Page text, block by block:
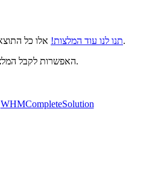
תנו לנו עוד המלצות!אלו כל התוצאות שיש לנו עבורכם! אם עדיין לא מצאתם את מה שאתם מחפשים, אנא נסו ביטוי או מילת חיפוש אחרים.
האפשרות לקבל המלצה על שמות דומיין נוספים לא תמיד זמינה. הבדיקה מתבצעת בזמן אמת בזמן הוספת הדומיין לעגלת הקניות.
WHMCompleteSolution